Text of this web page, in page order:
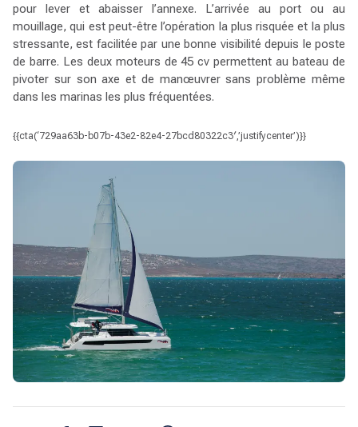
pour lever et abaisser l’annexe. L’arrivée au port ou au
mouillage, qui est peut-être l’opération la plus risquée et la plus
stressante, est facilitée par une bonne visibilité depuis le poste
de barre. Les deux moteurs de 45 cv permettent au bateau de
pivoter sur son axe et de manœuvrer sans problème même
dans les marinas les plus fréquentées.
{{cta(‘729aa63b-b07b-43e2-82e4-27bcd80322c3′,’justifycenter’)}}